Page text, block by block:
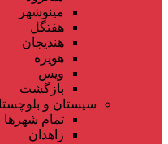
مینوشهر
هفتگل
هندیجان
هویزه
ویس
بازگشت
سیستان و
تمام شهر‌ها
زاهدان